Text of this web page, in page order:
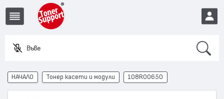
Въведете и
EUR
НАЧАЛО Тонер касети и модули 108R00650